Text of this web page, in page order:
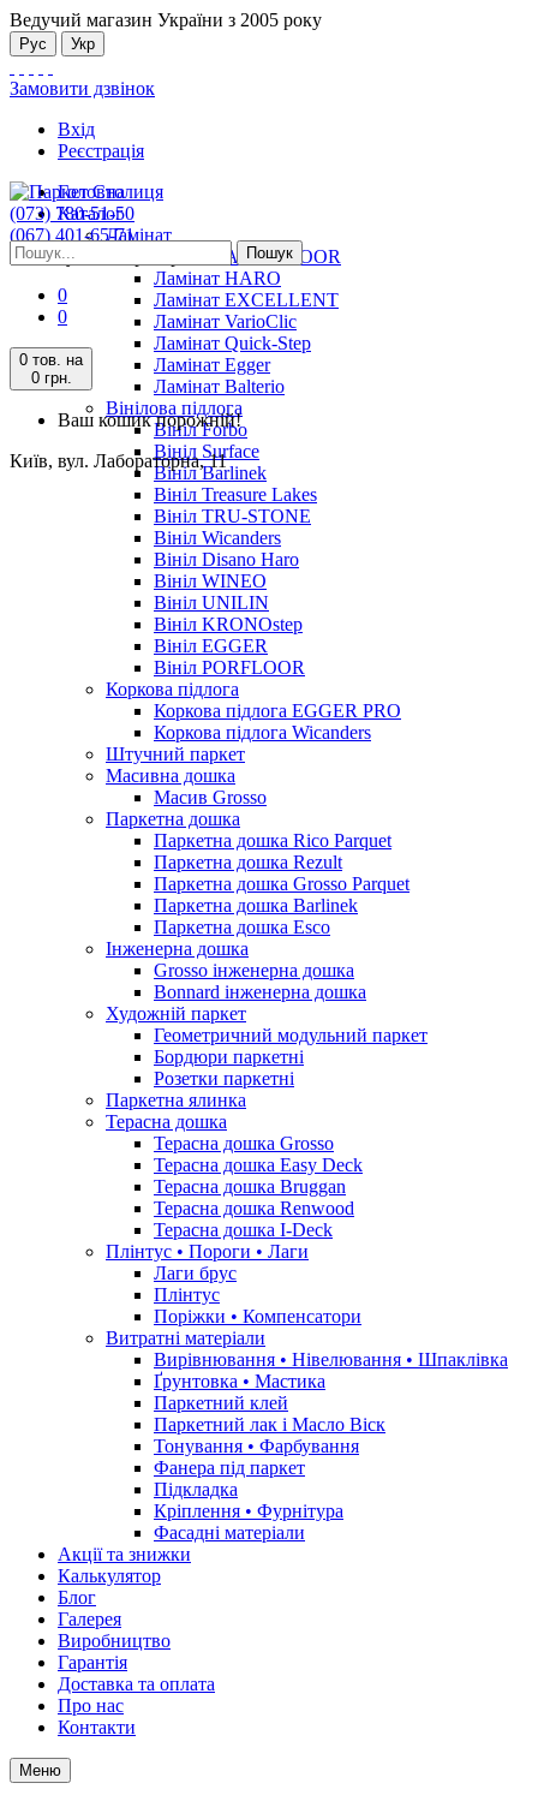
Ведучий магазин України з 2005 року
Рус Укр
Замовити дзвінок
Вхід
Реєстрація
(073) 780-51-50
(067) 401-65-71
Київ, вул. Лабораторна, 11
Пошук
0
0
0 тов. на
0 грн.
Ваш кошик порожній!
Київ, вул. Лабораторна, 11
Головна
Каталог
Ламінат
Ламінат ALSAFLOOR
Ламінат HARO
Ламінат EXCELLENT
Ламінат VarioClic
Ламінат Quick-Step
Ламінат Egger
Ламінат Balterio
Вінілова підлога
Вініл Forbo
Вініл Surface
Вініл Barlinek
Вініл Treasure Lakes
Вініл TRU-STONE
Вініл Wicanders
Вініл Disano Haro
Вініл WINEO
Вініл UNILIN
Вініл KRONOstep
Вініл EGGER
Вініл PORFLOOR
Коркова підлога
Коркова підлога EGGER PRO
Коркова підлога Wicanders
Штучний паркет
Масивна дошка
Масив Grosso
Паркетна дошка
Паркетна дошка Rico Parquet
Паркетна дошка Rezult
Паркетна дошка Grosso Parquet
Паркетна дошка Barlinek
Паркетна дошка Esco
Інженерна дошка
Grosso інженерна дошка
Bonnard інженерна дошка
Художній паркет
Геометричний модульний паркет
Бордюри паркетні
Розетки паркетні
Паркетна ялинка
Терасна дошка
Терасна дошка Grosso
Терасна дошка Easy Deck
Терасна дошка Bruggan
Терасна дошка Renwood
Терасна дошка I-Deck
Плінтус • Пороги • Лаги
Лаги брус
Плінтус
Поріжки • Компенсатори
Витратні матеріали
Вирівнювання • Нівелювання • Шпаклівка
Ґрунтовкa • Мастика
Паркетний клей
Паркетний лак і Масло Віск
Тонування • Фарбування
Фанера під паркет
Підкладка
Кріплення • Фурнітура
Фасадні матеріали
Акції та знижки
Калькулятор
Блог
Галерея
Виробництво
Гарантія
Доставка та оплата
Про нас
Контакти
Меню